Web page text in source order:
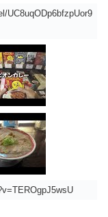
UC8uqODp6bfzpUor9